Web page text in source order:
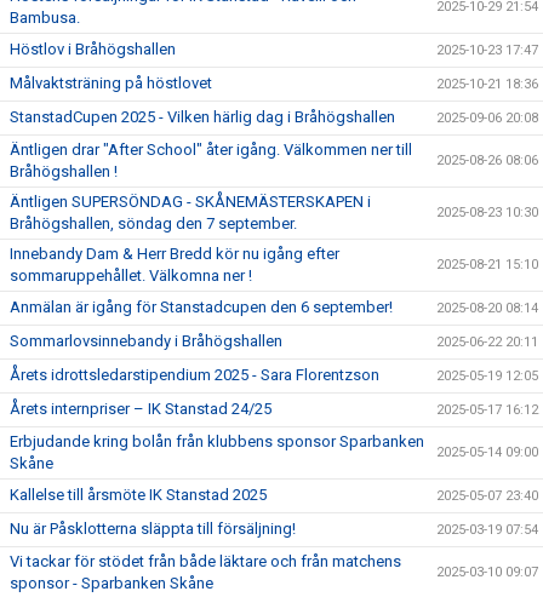
Bambusa.
2025-10-29 21:54
Höstlov i Bråhögshallen 2025-10-23 17:47
Målvaktsträning på höstlovet 2025-10-21 18:36
StanstadCupen 2025 - Vilken härlig dag i Bråhögshallen 2025-09-06 20:08
Äntligen drar "After School" åter igång. Välkommen ner till
Bråhögshallen !
2025-08-26 08:06
Äntligen SUPERSÖNDAG - SKÅNEMÄSTERSKAPEN i
Bråhögshallen, söndag den 7 september.
2025-08-23 10:30
Innebandy Dam & Herr Bredd kör nu igång efter
sommaruppehållet. Välkomna ner !
2025-08-21 15:10
Anmälan är igång för Stanstadcupen den 6 september! 2025-08-20 08:14
Sommarlovsinnebandy i Bråhögshallen 2025-06-22 20:11
Årets idrottsledarstipendium 2025 - Sara Florentzson 2025-05-19 12:05
Årets internpriser – IK Stanstad 24/25 2025-05-17 16:12
Erbjudande kring bolån från klubbens sponsor Sparbanken
Skåne
2025-05-14 09:00
Kallelse till årsmöte IK Stanstad 2025 2025-05-07 23:40
Nu är Påsklotterna släppta till försäljning! 2025-03-19 07:54
Vi tackar för stödet från både läktare och från matchens
sponsor - Sparbanken Skåne
2025-03-10 09:07